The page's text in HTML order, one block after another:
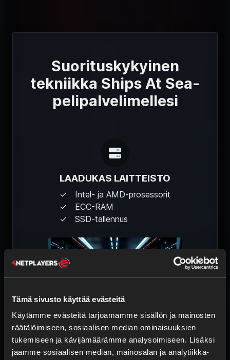
Tämä sivusto käyttää evästeitä
Käytämme evästeitä tarjoamamme sisällön ja mainosten
räätälöimiseen, sosiaalisen median ominaisuuksien
tukemiseen ja kävijämäärämme analysoimiseen. Lisäksi
jaamme sosiaalisen median, mainosalan ja analytiikka-
Suorituskykyinen
tekniikka Ships At Sea-
pelipalvelimellesi
LAADUKAS LAITTEISTO
Intel- ja AMD-prosessorit
ECC-RAM
SSD-tallennus